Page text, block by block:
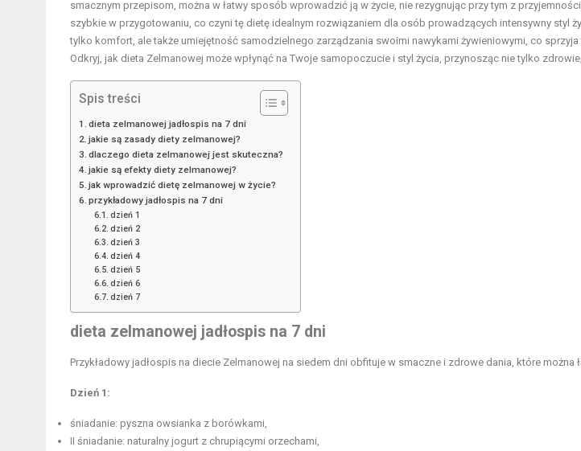
smacznym przepisom, można w łatwy sposób wprowadzić ją w życie, nie rezygnując przy tym z
szybkie w przygotowaniu, co czyni tę dietę idealnym rozwiązaniem dla osób prowadzących intensywny styl
tylko komfort, ale także umiejętność samodzielnego zarządzania swoimi nawykami żywieniowymi, co sprzyja
Odkryj, jak dieta Zelmanowej może wpłynąć na Twoje samopoczucie i styl życia, przynosząc nie tylko
Spis treści
dieta zelmanowej jadłospis na 7 dni
jakie są zasady diety zelmanowej?
dlaczego dieta zelmanowej jest skuteczna?
jakie są efekty diety zelmanowej?
jak wprowadzić dietę zelmanowej w życie?
przykładowy jadłospis na 7 dni
dzień 1
dzień 2
dzień 3
dzień 4
dzień 5
dzień 6
dzień 7
dieta zelmanowej jadłospis na 7 dni
Przykładowy jadłospis na diecie Zelmanowej na siedem dni obfituje w smaczne i zdrowe dania, które można
Dzień 1:
śniadanie: pyszna owsianka z borówkami,
II śniadanie: naturalny jogurt z chrupiącymi orzechami,